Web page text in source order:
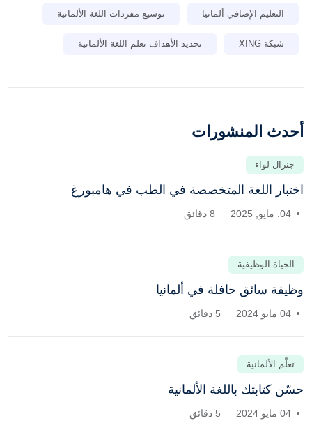
التعليم الإضافي ألمانيا توسيع مفردات اللغة الألمانية
شبكة XING تحديد الأهداف تعلم اللغة الألمانية
أحدث المنشورات
جنرال لواء
اختبار اللغة المتخصصة في الطب في هامبورغ
04. مايو, 2025 8 دقائق
الحياة الوظيفية
وظيفة سائق حافلة في ألمانيا
04 مايو 2024 5 دقائق
تعلّم الألمانية
حسّن كتابتك باللغة الألمانية
04 مايو 2024 5 دقائق